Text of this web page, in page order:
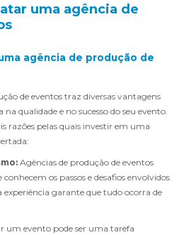
uma agência de
agência de produção de
de eventos traz diversas vantagens
qualidade e no sucesso do seu evento.
razões pelas quais investir em uma
Agências de produção de eventos
os passos e desafios envolvidos
experiência garante que tudo ocorra de
um evento pode ser uma tarefa